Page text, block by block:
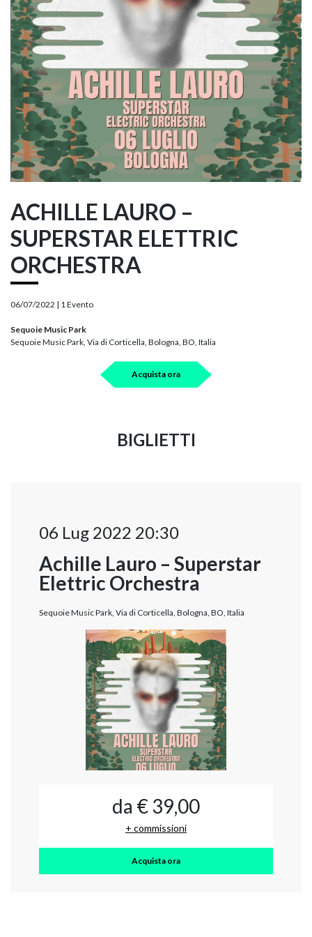
ACHILLE LAURO –
SUPERSTAR ELETTRIC
ORCHESTRA
06/07/2022 | 1 Evento
Sequoie Music Park
Sequoie Music Park, Via di Corticella, Bologna, BO, Italia
Acquista ora
BIGLIETTI
06 Lug 2022 20:30
Achille Lauro – Superstar
Elettric Orchestra
Sequoie Music Park, Via di Corticella, Bologna, BO, Italia
da € 39,00
+ commissioni
Acquista ora